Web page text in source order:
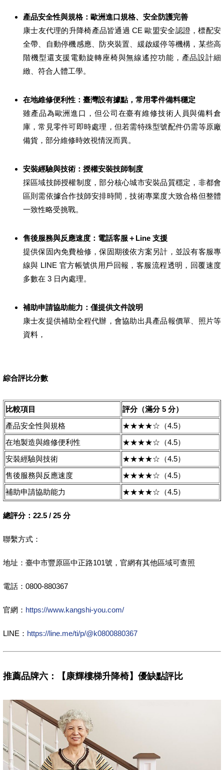
產品安全性與規格：歐洲進口規格、安全防護完善
康士友代理的升降椅產品皆通過 CE 歐盟安全認證，標配安
全帶、自動停機感應、防夾裝置、緩啟緩停等機構，某些高
階機型還支援電動旋轉座椅與無線遙控功能，產品設計細
緻、符合人體工學。
在地維修便利性：臺灣設有據點，常用零件備料穩定
雖產品為歐洲進口，但公司在臺有維修技術人員與備料倉
庫，常見零件可即時處理，但若需特殊型號配件仍需等原廠
備貨，部分維修時效視情況而異。
安裝經驗與技術：授權安裝技師制度
採區域技師授權制度，部分核心城市安裝品質穩定，非都會
區則需依據合作技師安排時間，技術專業度大致合格但整體
一致性略受挑戰。
售後服務與反應速度：電話客服＋Line 支援
提供保固內免費檢修，保固期後依方案另計，並設有客服專
線與 LINE 官方帳號供用戶回報，客服流程透明，回覆速度
多數在 3 日內處理。
補助申請協助能力：僅提供文件說明
康士友提供補助全程代辦，會協助出具產品報價單、照片等
資料，
綜合評比分數
比較項目
評分（滿分 5 分）
產品安全性與規格
★★★★☆（4.5）
在地製造與維修便利性
★★★★☆（4.5）
安裝經驗與技術
★★★★☆（4.5）
售後服務與反應速度
★★★★☆（4.5）
補助申請協助能力
★★★★☆（4.5）
總評分：22.5 / 25 分
聯繫方式：
地址：臺中市豐原區中正路101號，官網有其他區域可查照
電話：0800-880367
官網： https://www.kangshi-you.com/
LINE： https://line.me/ti/p/@k0800880367
推薦品牌六：【康輝樓梯升降椅】優缺點評比